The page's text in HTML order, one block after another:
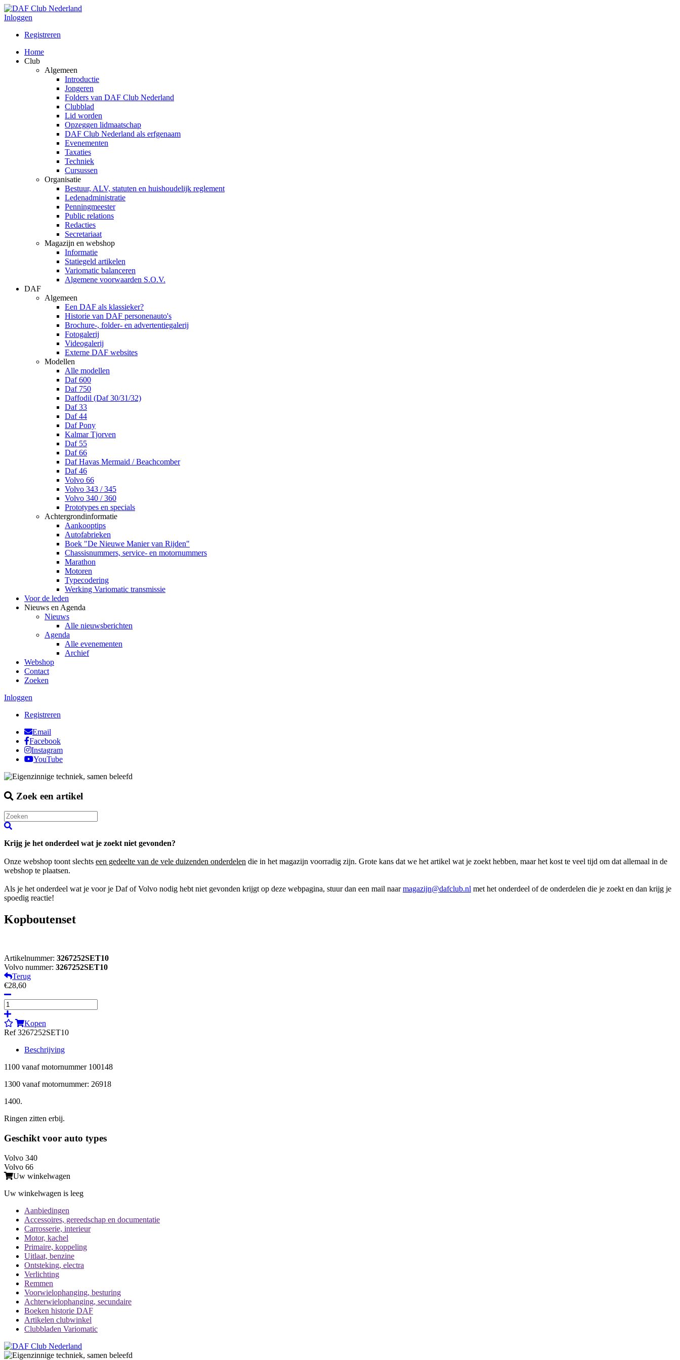
Inloggen
Registreren
Home
Club
Algemeen
Introductie
Jongeren
Folders van DAF Club Nederland
Clubblad
Lid worden
Opzeggen lidmaatschap
DAF Club Nederland als erfgenaam
Evenementen
Taxaties
Techniek
Cursussen
Organisatie
Bestuur, ALV, statuten en huishoudelijk reglement
Ledenadministratie
Penningmeester
Public relations
Redacties
Secretariaat
Magazijn en webshop
Informatie
Statiegeld artikelen
Variomatic balanceren
Algemene voorwaarden S.O.V.
DAF
Algemeen
Een DAF als klassieker?
Historie van DAF personenauto's
Brochure-, folder- en advertentiegalerij
Fotogalerij
Videogalerij
Externe DAF websites
Modellen
Alle modellen
Daf 600
Daf 750
Daffodil (Daf 30/31/32)
Daf 33
Daf 44
Daf Pony
Kalmar Tjorven
Daf 55
Daf 66
Daf Havas Mermaid / Beachcomber
Daf 46
Volvo 66
Volvo 343 / 345
Volvo 340 / 360
Prototypes en specials
Achtergrondinformatie
Aankooptips
Autofabrieken
Boek "De Nieuwe Manier van Rijden"
Chassisnummers, service- en motornummers
Marathon
Motoren
Typecodering
Werking Variomatic transmissie
Voor de leden
Nieuws en Agenda
Nieuws
Alle nieuwsberichten
Agenda
Alle evenementen
Archief
Webshop
Contact
Zoeken
Inloggen
Registreren
Email
Facebook
Instagram
YouTube
Zoek een artikel
Krijg je het onderdeel wat je zoekt niet gevonden?
Onze webshop toont slechts een gedeelte van de vele duizenden onderdelen die in het magazijn voorradig zijn. Grote kans dat we het artikel wat je zoekt hebben, maar het kost te veel tijd om dat allemaal in de
webshop te plaatsen.
Als je het onderdeel wat je voor je Daf of Volvo nodig hebt niet gevonden krijgt op deze webpagina, stuur dan een mail naarmagazijn@dafclub.nl met het onderdeel of de onderdelen die je zoekt en dan krijg je
spoedig reactie!
Kopboutenset
Artikelnummer: 3267252SET10
Volvo nummer: 3267252SET10
Terug
€28,60
Kopen
Ref 3267252SET10
Beschrijving
1100 vanaf motornummer 100148
1300 vanaf motornummer: 26918
1400.
Ringen zitten erbij.
Geschikt voor auto types
Volvo 340
Volvo 66
Uw winkelwagen
Uw winkelwagen is leeg
Aanbiedingen
Accessoires, gereedschap en documentatie
Carrosserie, interieur
Motor, kachel
Primaire, koppeling
Uitlaat, benzine
Ontsteking, electra
Verlichting
Remmen
Voorwielophanging, besturing
Achterwielophanging, secundaire
Boeken historie DAF
Artikelen clubwinkel
Clubbladen Variomatic